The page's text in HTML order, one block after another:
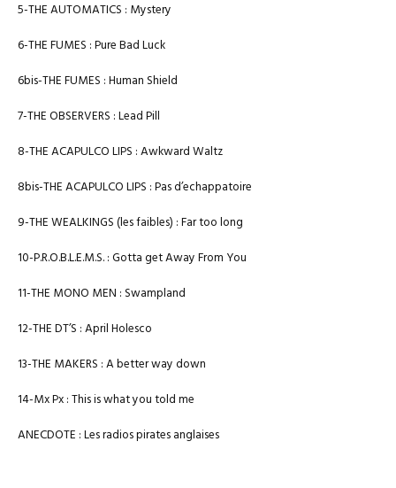
5-THE AUTOMATICS : Mystery
6-THE FUMES : Pure Bad Luck
6bis-THE FUMES : Human Shield
7-THE OBSERVERS : Lead Pill
8-THE ACAPULCO LIPS : Awkward Waltz
8bis-THE ACAPULCO LIPS : Pas d’echappatoire
9-THE WEALKINGS (les faibles) : Far too long
10-P.R.O.B.L.E.M.S. : Gotta get Away From You
11-THE MONO MEN : Swampland
12-THE DT’S : April Holesco
13-THE MAKERS : A better way down
14-Mx Px : This is what you told me
ANECDOTE : Les radios pirates anglaises